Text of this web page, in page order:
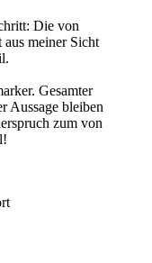
Die von
aus meiner Sicht
Gesamter
Aussage bleiben
zum von